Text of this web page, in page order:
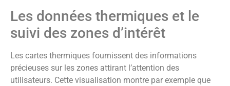
Les données thermiques et le
suivi des zones d’intérêt
Les cartes thermiques fournissent des informations
précieuses sur les zones attirant l’attention des
utilisateurs. Cette visualisation montre par exemple que